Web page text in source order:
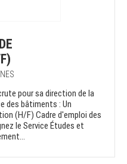
pour sa direction de la
des bâtiments : Un
(H/F) Cadre d'emploi des
le Service Études et